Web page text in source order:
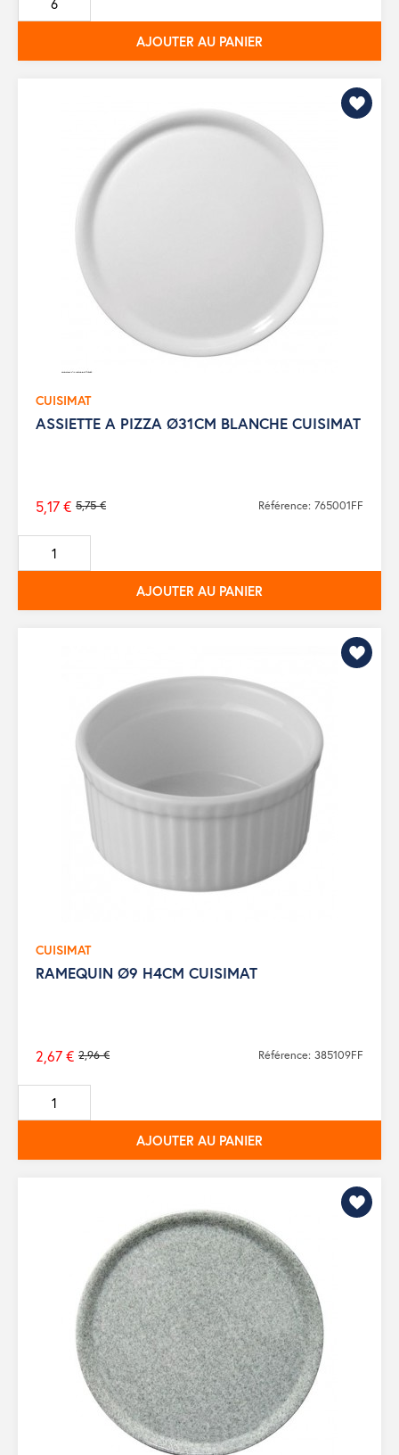
base
AJOUTER AU PANIER
CUISIMAT
ASSIETTE A PIZZA Ø31CM BLANCHE CUISIMAT
Prix
de
base
5,75 €
5,17 € Référence: 765001FF
AJOUTER AU PANIER
CUISIMAT
RAMEQUIN Ø9 H4CM CUISIMAT
Prix
de
base
2,96 €
2,67 € Référence: 385109FF
AJOUTER AU PANIER